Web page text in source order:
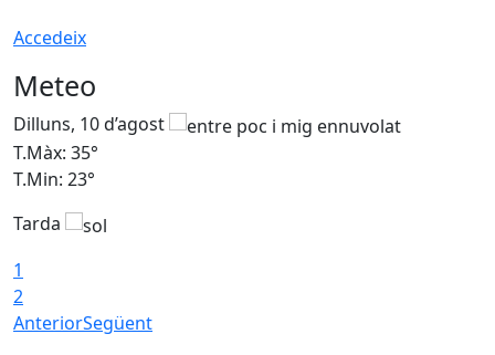
Accedeix
Meteo
Dilluns, 10 d’agost
T.Màx: 35°
T.Min: 23°
Tarda
1
2
AnteriorSegüent